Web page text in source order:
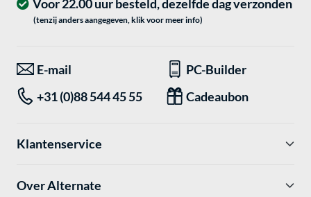
Voor 22.00 uur besteld, dezelfde dag verzonden
(tenzij anders aangegeven, klik voor meer info)
E-mail
PC-Builder
+31 (0)88 544 45 55
Cadeaubon
Klantenservice
Over Alternate